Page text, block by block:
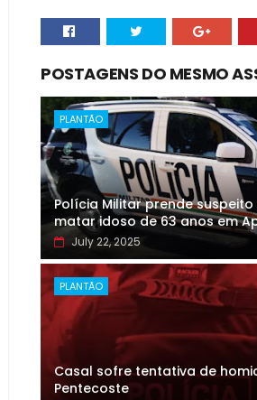
POSTAGENS DO MESMO
PLANTÃO
Polícia Militar prende
matar idoso de 63 anos em
July 22, 2025
PLANTÃO
Casal sofre tentativa de
Pentecoste